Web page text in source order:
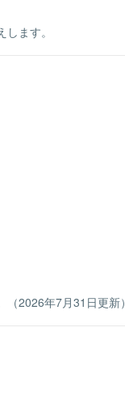
ます。
2026年7月31日更新）